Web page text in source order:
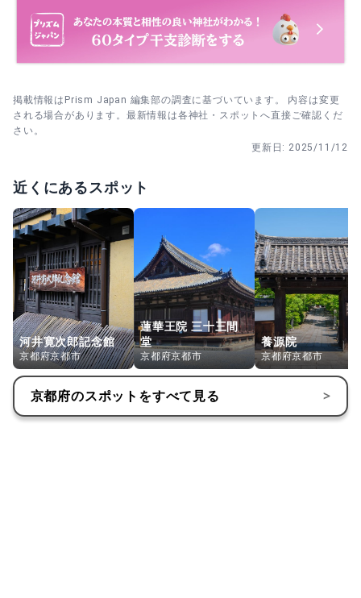
家内安全祈祷。家族の健康と安全、円満を願う方に。落ち
着いた雰囲気のなかで昇殿参拝します。
ご祈祷です。事前予約が必要です。
安全を願います。家族で昇殿可。
交通安全祈祷
交通安全祈祷。日々の移動の無事を願う個人・家族向けの
祈祷です。車両祈祷は相談を。
掲載情報はPrism Japan 編集部の調査に基づいています。 内容は変更
される場合があります。最新情報は各神社・スポットへ直接ご確認くだ
さい。
更新日: 2025/11/12
近くにあるスポット
河井寛次郎記念館
京都府京都市
蓮華王院 三十三間
堂
京都府京都市
養源院
京都府京都市
京都府のスポットをすべて見る >